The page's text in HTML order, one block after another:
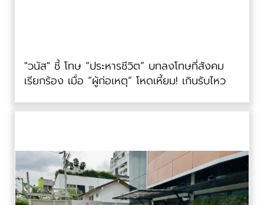
"วนัส" ชี้ โทษ “ประหารชีวิต” บทลงโทษที่สังคม
เรียกร้อง เมื่อ “ผู้ก่อเหตุ” โหดเหี้ยม! เกินรับไหว